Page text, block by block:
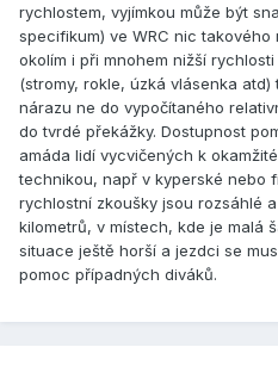
rychlostem, vyjímkou může být
specifikum) ve WRC nic
okolím i při mnohem nižší
(stromy, rokle, úzká vlásenka
nárazu ne do vypočítaného
do tvrdé překážky. Dostupnost
amáda lidí vycvičených k
technikou, např v kyperské nebo
rychlostní zkoušky jsou rozsáhlé
kilometrů, v místech, kde je malá
situace ještě horší a jezdci se
pomoc případných diváků.